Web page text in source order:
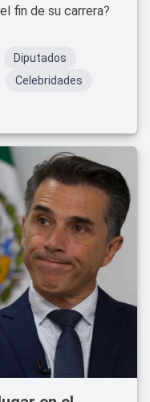
fin de su carrera?
Diputados
Celebridades